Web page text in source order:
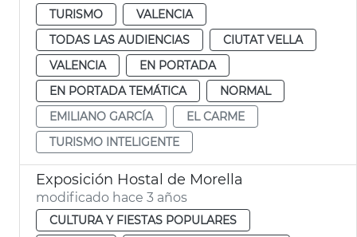
TURISMO
VALENCIA
TODAS LAS AUDIENCIAS
CIUTAT VELLA
VALENCIA
EN PORTADA
EN PORTADA TEMÁTICA
NORMAL
EMILIANO GARCÍA
EL CARME
TURISMO INTELIGENTE
Exposición Hostal de Morella
modificado hace 3 años
CULTURA Y FIESTAS POPULARES